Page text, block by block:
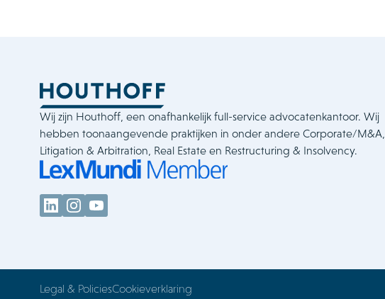
Wij zijn Houthoff, een onafhankelijk full-service advocatenkantoor. Wij
hebben toonaangevende praktijken in onder andere Corporate/M&A,
Litigation & Arbitration, Real Estate en Restructuring & Insolvency.
Legal & PoliciesCookieverklaring